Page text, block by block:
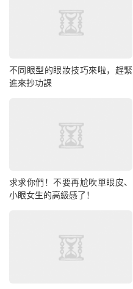
不同眼型的眼妝技巧來啦，趕緊
進來抄功課
求求你們！不要再尬吹單眼皮、
小眼女生的高級感了！